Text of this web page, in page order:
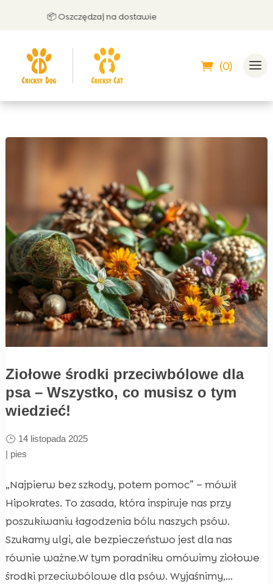
📦 Oszczędzaj na dostawie
(0)
Ziołowe środki przeciwbólowe dla
psa – Wszystko, co musisz o tym
wiedzieć!
14 listopada 2025
| pies
„Najpierw bez szkody, potem pomoc” – mówił
Hipokrates. To zasada, która inspiruje nas przy
poszukiwaniu łagodzenia bólu naszych psów.
Szukamy ulgi, ale bezpieczeństwo jest dla nas
równie ważne.W tym poradniku omówimy ziołowe
środki przeciwbólowe dla psów. Wyjaśnimy,...